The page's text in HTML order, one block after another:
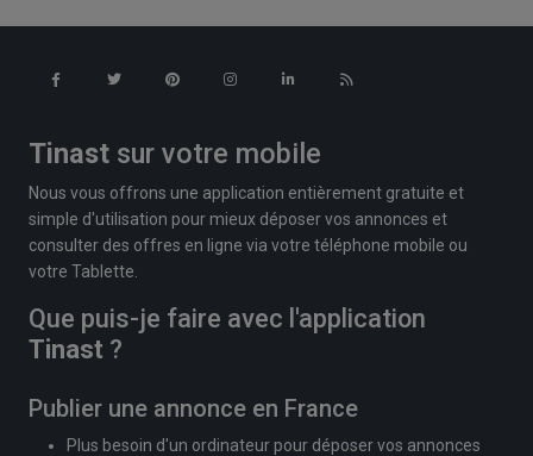
Tinast sur votre mobile
Nous vous offrons une application entièrement gratuite et
simple d'utilisation pour mieux déposer vos annonces et
consulter des offres en ligne via votre téléphone mobile ou
votre Tablette.
Que puis-je faire avec l'application
Tinast ?
Publier une annonce en France
Plus besoin d'un ordinateur pour déposer vos annonces